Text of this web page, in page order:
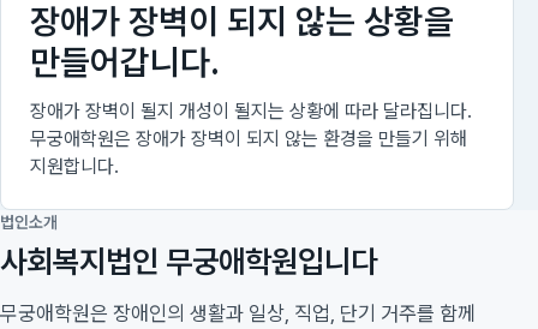
장애가 장벽이 되지 않는 상황을
만들어갑니다.
장애가 장벽이 될지 개성이 될지는 상황에 따라 달라집니다.
무궁애학원은 장애가 장벽이 되지 않는 환경을 만들기 위해
지원합니다.
법인소개
사회복지법인 무궁애학원입니다
무궁애학원은 장애인의 생활과 일상, 직업, 단기 거주를 함께